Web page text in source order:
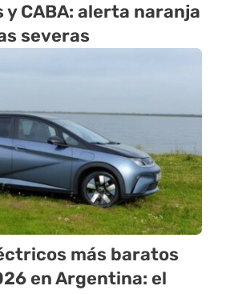
y CABA: alerta naranja
severas
más baratos
en Argentina: el